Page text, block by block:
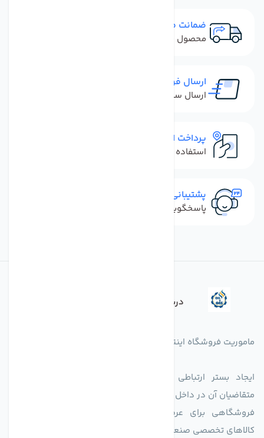
ضمانت مرجوعی
محصول نباید آسیب دیده باشد
ارسال فوری
ارسال سفارش در کمترین زمان ممکن
پرداخت امن
استفاده از روش‌های پرداخت امن
پشتیبانی سریع
پاسخگویی سریع به تماس‌ها و پیام‌ها
درباره فروشگاه
ماموریت فروشگاه اینترنتی اکسین شاپ بدین شرح می باشد.
ایجاد بستر ارتباطی بین دارندگان کالاهای تخصصی است با
متقاضیان آن در داخل کشور.
فروشگاهی برای عرضه محصولات تولید کنندگاه یا دارندگان
کالاهای تخصصی صنعتی در راستای تخصص شرکت